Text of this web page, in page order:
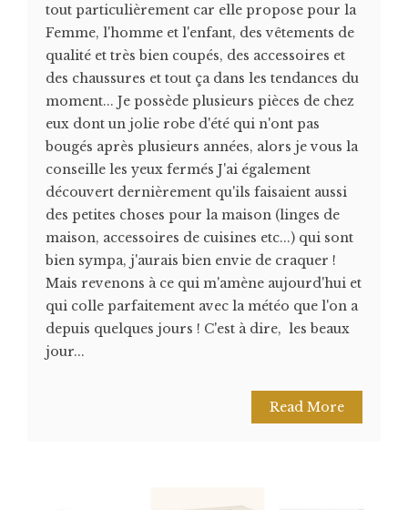
tout particulièrement car elle propose pour la
Femme, l'homme et l'enfant, des vêtements de
qualité et très bien coupés, des accessoires et
des chaussures et tout ça dans les tendances du
moment... Je possède plusieurs pièces de chez
eux dont un jolie robe d'été qui n'ont pas
bougés après plusieurs années, alors je vous la
conseille les yeux fermés J'ai également
découvert dernièrement qu'ils faisaient aussi
des petites choses pour la maison (linges de
maison, accessoires de cuisines etc...) qui sont
bien sympa, j'aurais bien envie de craquer !
Mais revenons à ce qui m'amène aujourd'hui et
qui colle parfaitement avec la météo que l'on a
depuis quelques jours ! C'est à dire, les beaux
jour...
Read More